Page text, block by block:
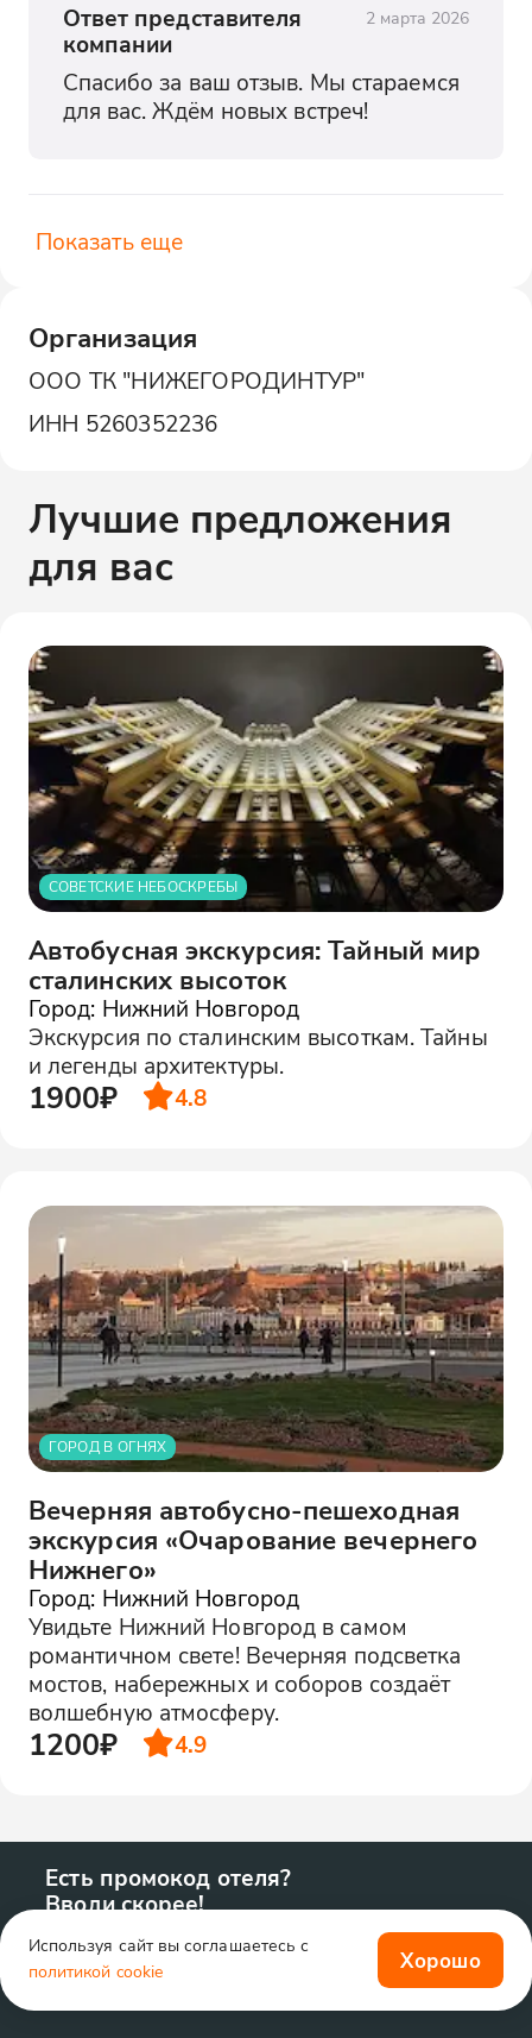
Ответ представителя
компании
2 марта 2026
Спасибо за ваш отзыв. Мы стараемся
для вас. Ждём новых встреч!
Показать еще
Организация
ООО ТК "НИЖЕГОРОДИНТУР"
ИНН 5260352236
Лучшие предложения
для вас
СОВЕТСКИЕ НЕБОСКРЕБЫ
Автобусная экскурсия: Тайный мир
сталинских высоток
Город: Нижний Новгород
Экскурсия по сталинским высоткам. Тайны
и легенды архитектуры.
1900₽ 4.8
ГОРОД В ОГНЯХ
Вечерняя автобусно-пешеходная
экскурсия «Очарование вечернего
Нижнего»
Город: Нижний Новгород
Увидьте Нижний Новгород в самом
романтичном свете! Вечерняя подсветка
мостов, набережных и соборов создаёт
волшебную атмосферу.
1200₽ 4.9
Есть промокод отеля?
Вводи скорее!
Используя сайт вы соглашаетесь с
политикой cookie
Хорошо